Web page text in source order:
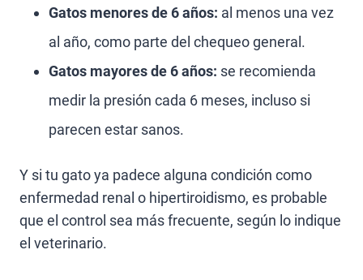
Gatos menores de 6 años: al menos una vez
al año, como parte del chequeo general.
Gatos mayores de 6 años: se recomienda
medir la presión cada 6 meses, incluso si
parecen estar sanos.
Y si tu gato ya padece alguna condición como
enfermedad renal o hipertiroidismo, es probable
que el control sea más frecuente, según lo indique
el veterinario.